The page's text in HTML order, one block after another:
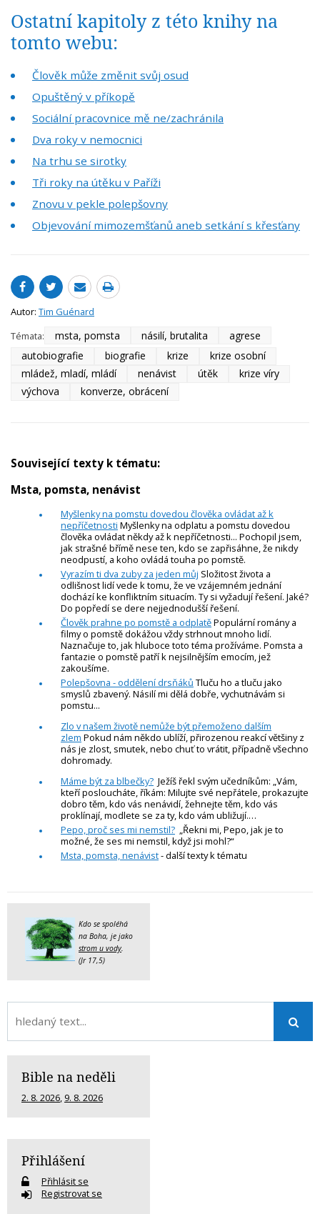
Ostatní kapitoly z této knihy na
tomto webu:
Člověk může změnit svůj osud
Opuštěný v příkopě
Sociální pracovnice mě ne/zachránila
Dva roky v nemocnici
Na trhu se sirotky
Tři roky na útěku v Paříži
Znovu v pekle polepšovny
Objevování mimozemšťanů aneb setkání s křesťany
Autor: Tim Guénard
Témata:
msta, pomsta násilí, brutalita
agrese
autobiografie
biografie krize
krize osobní
mládež, mladí, mládí
nenávist útěk
krize víry
výchova
konverze, obrácení
Související texty k tématu:
Msta, pomsta, nenávist
Myšlenky na pomstu dovedou člověka ovládat až k
nepříčetnosti Myšlenky na odplatu a pomstu dovedou
člověka ovládat někdy až k nepříčetnosti... Pochopil jsem,
jak strašné břímě nese ten, kdo se zapřisáhne, že nikdy
neodpustí, a koho ovládá touha po pomstě.
Vyrazím ti dva zuby za jeden můj Složitost života a
odlišnost lidí vede k tomu, že ve vzájemném jednání
dochází ke konfliktním situacím. Ty si vyžadují řešení. Jaké?
Do popředí se dere nejjednodušší řešení.
Člověk prahne po pomstě a odplatěPopulární romány a
filmy o pomstě dokážou vždy strhnout mnoho lidí.
Naznačuje to, jak hluboce toto téma prožíváme. Pomsta a
fantazie o pomstě patří k nejsilnějším emocím, jež
zakoušíme.
Polepšovna - oddělení drsňáků Tluču ho a tluču jako
smyslů zbavený. Násilí mi dělá dobře, vychutnávám si
pomstu...
Zlo v našem životě nemůže být přemoženo dalším
zlem Pokud nám někdo ublíží, přirozenou reakcí většiny z
nás je zlost, smutek, nebo chuť to vrátit, případně všechno
dohromady.
Máme být za blbečky? Ježíš řekl svým učedníkům: „Vám,
kteří posloucháte, říkám: Milujte své nepřátele, prokazujte
dobro těm, kdo vás nenávidí, žehnejte těm, kdo vás
proklínají, modlete se za ty, kdo vám ubližují.…
Pepo, proč ses mi nemstil? „Řekni mi, Pepo, jak je to
možné, že ses mi nemstil, když jsi mohl?“
Msta, pomsta, nenávist- další texty k tématu
Kdo se spoléhá
na Boha, je jako
strom u vody.
(Jr 17,5)
Bible na neděli
2. 8. 2026, 9. 8. 2026
Přihlášení
Přihlásit se
Registrovat se